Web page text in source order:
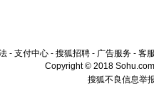
- 支付中心 - 搜狐招聘 - 广告服务 - 客
Copyright © 2018
搜狐不良信息举